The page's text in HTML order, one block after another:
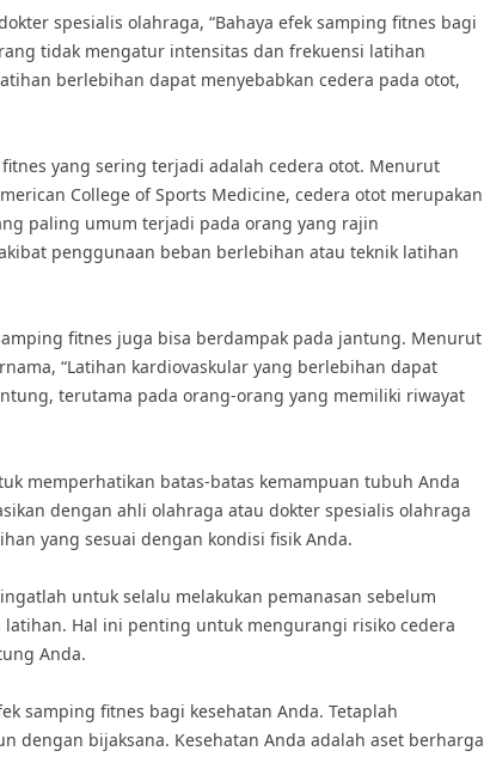
spesialis olahraga, “Bahaya efek samping fitnes bagi
tidak mengatur intensitas dan frekuensi latihan
berlebihan dapat menyebabkan cedera pada otot,
yang sering terjadi adalah cedera otot. Menurut
College of Sports Medicine, cedera otot merupakan
paling umum terjadi pada orang yang rajin
penggunaan beban berlebihan atau teknik latihan
fitnes juga bisa berdampak pada jantung. Menurut
“Latihan kardiovaskular yang berlebihan dapat
terutama pada orang-orang yang memiliki riwayat
memperhatikan batas-batas kemampuan tubuh Anda
dengan ahli olahraga atau dokter spesialis olahraga
yang sesuai dengan kondisi fisik Anda.
untuk selalu melakukan pemanasan sebelum
Hal ini penting untuk mengurangi risiko cedera
Anda.
samping fitnes bagi kesehatan Anda. Tetaplah
dengan bijaksana. Kesehatan Anda adalah aset berharga